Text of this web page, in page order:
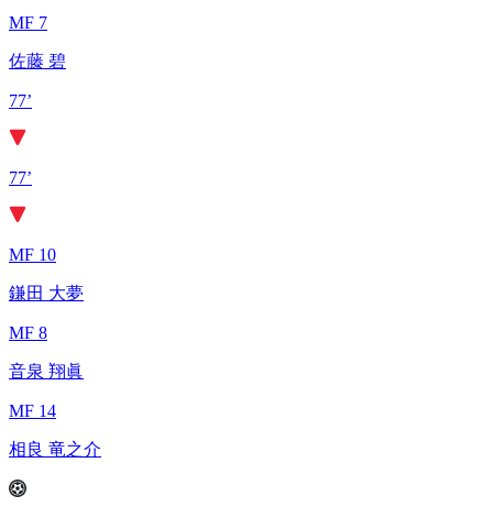
MF 7
佐藤 碧
77’
77’
MF 10
鎌田 大夢
MF 8
音泉 翔眞
MF 14
相良 竜之介